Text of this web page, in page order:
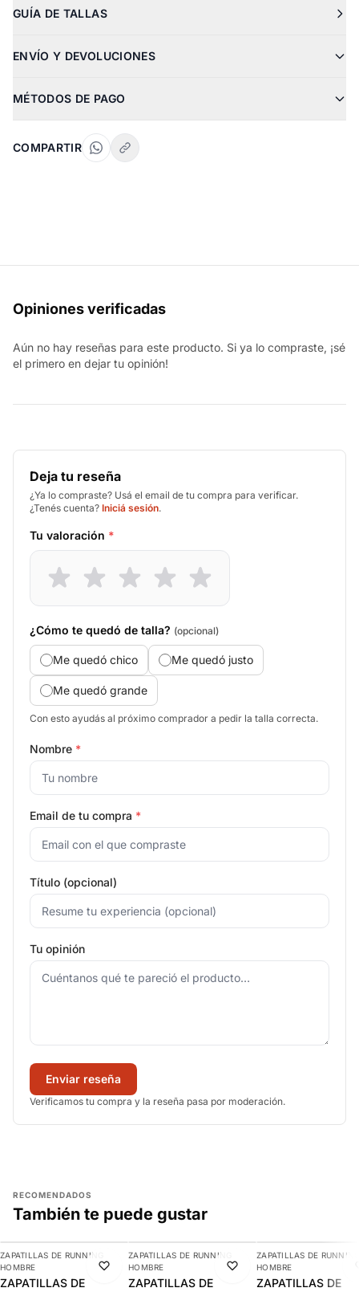
GUÍA DE TALLAS
ENVÍO Y DEVOLUCIONES
MÉTODOS DE PAGO
COMPARTIR
Opiniones verificadas
Aún no hay reseñas para este producto. Si ya lo compraste, ¡sé
el primero en dejar tu opinión!
Deja tu reseña
¿Ya lo compraste? Usá el email de tu compra para verificar.
¿Tenés cuenta? Iniciá sesión.
Tu valoración *
¿Cómo te quedó de talla? (opcional)
Me quedó chico Me quedó justo
Me quedó grande
Con esto ayudás al próximo comprador a pedir la talla correcta.
Nombre *
Email de tu compra *
Título (opcional)
Tu opinión
Enviar reseña
Verificamos tu compra y la reseña pasa por moderación.
RECOMENDADOS
También te puede gustar
-9%
AGREGAR
ZAPATILLAS DE RUNNING
HOMBRE
ZAPATILLAS DE
-10%
AGREGAR
ZAPATILLAS DE RUNNING
HOMBRE
ZAPATILLAS DE
-15%
ZAPATILLAS DE
HOMBRE
ZAPATILLAS DE